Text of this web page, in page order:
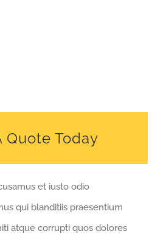
Quote Today
et iusto odio
qui blanditiis praesentium
atque corrupti quos dolores